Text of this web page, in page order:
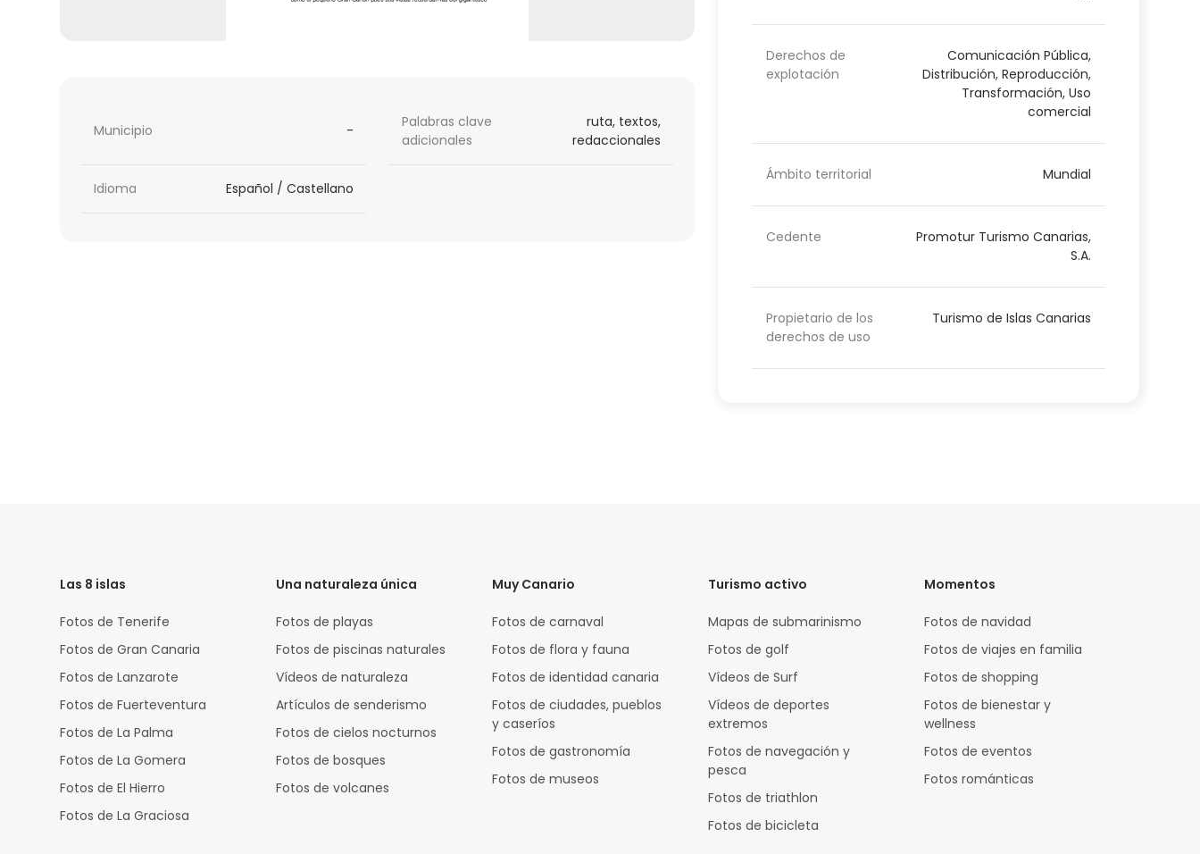
Municipio -
Palabras clave
adicionales
ruta, textos,
redaccionales
Idioma Español / Castellano
Derechos de
explotación
Comunicación Pública,
Distribución, Reproducción,
Transformación, Uso
comercial
Ámbito territorial Mundial
Cedente
Promotur Turismo Canarias,
S.A.
Propietario de los
derechos de uso
Turismo de Islas Canarias
Las 8 islas
Fotos de Tenerife
Fotos de Gran Canaria
Fotos de Lanzarote
Fotos de Fuerteventura
Fotos de La Palma
Fotos de La Gomera
Fotos de El Hierro
Fotos de La Graciosa
Una naturaleza única
Fotos de playas
Fotos de piscinas naturales
Vídeos de naturaleza
Artículos de senderismo
Fotos de cielos nocturnos
Fotos de bosques
Fotos de volcanes
Muy Canario
Fotos de carnaval
Fotos de flora y fauna
Fotos de identidad canaria
Fotos de ciudades, pueblos
y caseríos
Fotos de gastronomía
Fotos de museos
Turismo activo
Mapas de submarinismo
Fotos de golf
Vídeos de Surf
Vídeos de deportes
extremos
Fotos de navegación y
pesca
Fotos de triathlon
Fotos de bicicleta
Momentos
Fotos de navidad
Fotos de viajes en familia
Fotos de shopping
Fotos de bienestar y
wellness
Fotos de eventos
Fotos románticas